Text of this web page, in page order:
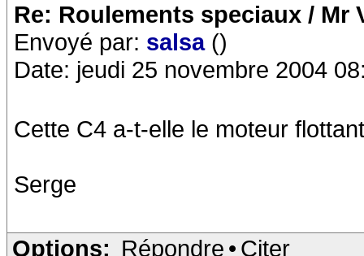
Re: Roulements speciaux / Mr
Envoyé par: salsa ()
Date: jeudi 25 novembre 2004
Cette C4 a-t-elle le moteur
Serge
Options: Répondre • Citer